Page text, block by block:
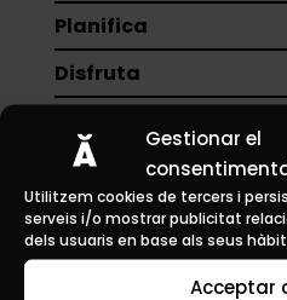
Gestionar el
Utilitzem cookies de tercers i
serveis i/o mostrar publicitat
dels usuaris en base als seus
Acceptar
Planifica
Disfruta
Novedades
Contacto
Teléfonos de interés